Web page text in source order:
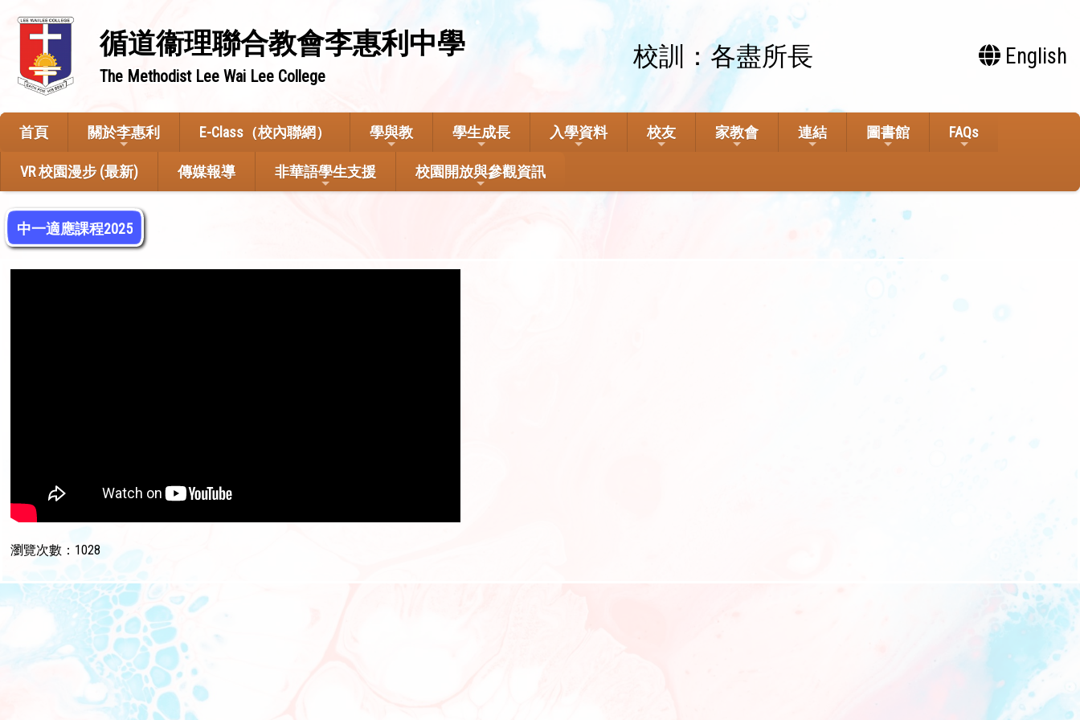
循道衞理聯合教會李惠利中學
The Methodist Lee Wai Lee College
校訓：各盡所長 English
首頁 關於李惠利 E-Class（校內聯網） 學與教 學生成長 入學資料 校友 家教會 連結 圖書館 FAQs
VR 校園漫步 (最新) 傳媒報導 非華語學生支援 校園開放與參觀資訊
中一適應課程2025
瀏覽次數：1028